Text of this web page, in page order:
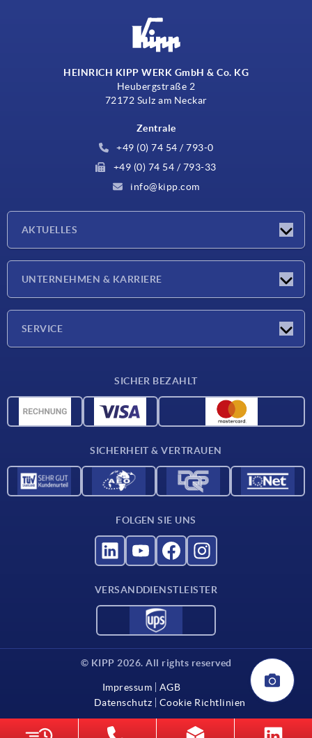
HEINRICH KIPP WERK GmbH & Co. KG
Heubergstraße 2
72172 Sulz am Neckar
Zentrale
+49 (0) 74 54 / 793-0
+49 (0) 74 54 / 793-33
info@kipp.com
AKTUELLES
Presseberichte
UNTERNEHMEN & KARRIERE
SERVICE
Werkstoffübersicht
SICHER BEZAHLT
SICHERHEIT & VERTRAUEN
FOLGEN SIE UNS
VERSANDDIENSTLEISTER
© KIPP 2026. All rights reserved
Impressum
AGB
Datenschutz
Cookie Richtlinien